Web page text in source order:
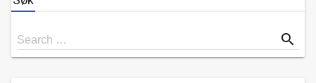
Search
for
Search … search